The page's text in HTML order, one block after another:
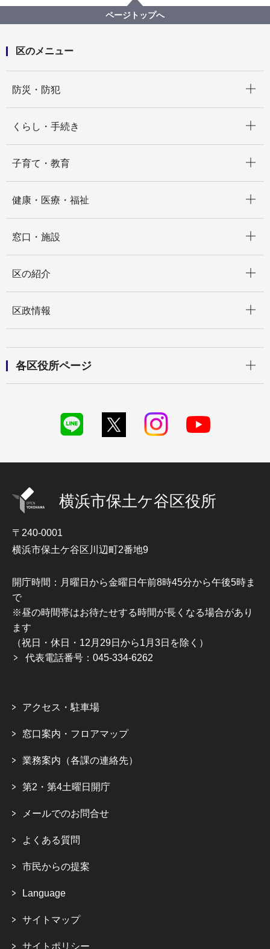
令和２年度 ICT活用支援事業
ページトップへ
区のメニュー
防災・防犯
くらし・手続き
子育て・教育
健康・医療・福祉
窓口・施設
区の紹介
区政情報
各区役所ページ
横浜市保土ケ谷区役所
〒240-0001
横浜市保土ケ谷区川辺町2番地9
開庁時間：月曜日から金曜日午前8時45分から午後5時ま
で
※昼の時間帯はお待たせする時間が長くなる場合があり
ます
（祝日・休日・12月29日から1月3日を除く）
代表電話番号：045-334-6262
アクセス・駐車場
窓口案内・フロアマップ
業務案内（各課の連絡先）
第2・第4土曜日開庁
メールでのお問合せ
よくある質問
市民からの提案
Language
サイトマップ
サイトポリシー